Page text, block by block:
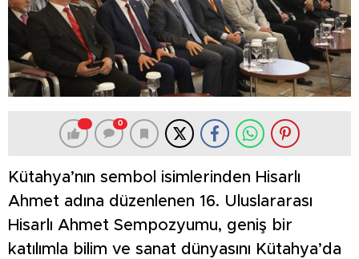
0
Kütahya’nın sembol isimlerinden Hisarlı
Ahmet adına düzenlenen 16. Uluslararası
Hisarlı Ahmet Sempozyumu, geniş bir
katılımla bilim ve sanat dünyasını Kütahya’da